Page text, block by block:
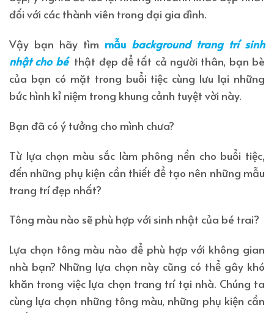
đối với các thành viên trong đại gia đình.
Vậy bạn hãy tìm mẫu background trang trí sinh
nhật cho béthật đẹp để tất cả người thân, bạn bè
của bạn có mặt trong buổi tiệc cùng lưu lại những
bức hình kỉ niệm trong khung cảnh tuyệt vời này.
Bạn đã có ý tưởng cho mình chưa?
Từ lựa chọn màu sắc làm phông nền cho buổi tiệc,
đến những phụ kiện cần thiết để tạo nên những mẫu
trang trí đẹp nhất?
Tông màu nào sẽ phù hợp với sinh nhật của bé trai?
Lựa chọn tông màu nào để phù hợp với không gian
nhà bạn? Những lựa chọn này cũng có thể gây khó
khăn trong việc lựa chọn trang trí tại nhà. Chúng ta
cùng lựa chọn những tông màu, những phụ kiện cần